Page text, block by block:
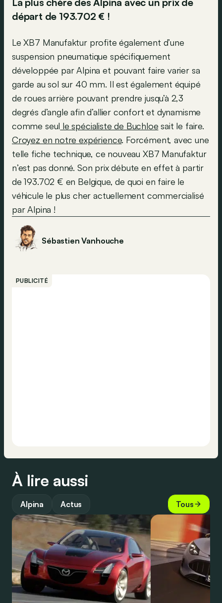
départ de 193.702 € !
Le XB7 Manufaktur profite également d’une
suspension pneumatique spécifiquement
développée par Alpina et pouvant faire varier sa
garde au sol sur 40 mm. Il est également équipé
de roues arrière pouvant prendre jusqu’à 2,3
degrés d’angle afin d’allier confort et dynamisme
comme seul le spécialiste de Buchloe sait le faire.
Croyez en notre expérience. Forcément, avec une
telle fiche technique, ce nouveau XB7 Manufaktur
n’est pas donné. Son prix débute en effet à partir
de 193.702 € en Belgique, de quoi en faire le
véhicule le plus cher actuellement commercialisé
par Alpina !
Sébastien Vanhouche
PUBLICITÉ
À lire aussi
Alpina Actus Tous